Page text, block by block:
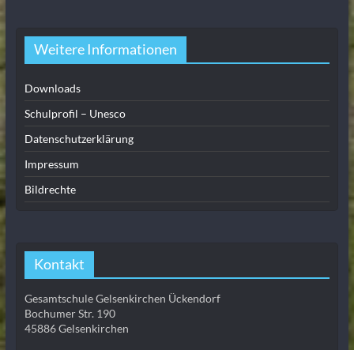
Weitere Informationen
Downloads
Schulprofil – Unesco
Datenschutzerklärung
Impressum
Bildrechte
Kontakt
Gesamtschule Gelsenkirchen Ückendorf
Bochumer Str. 190
45886 Gelsenkirchen